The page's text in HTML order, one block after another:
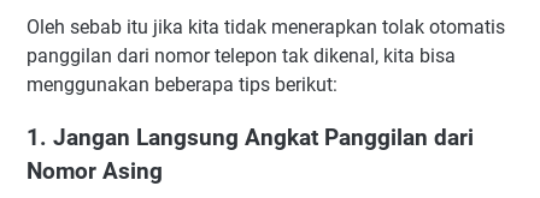
Oleh sebab itu jika kita tidak menerapkan tolak otomatis
panggilan dari nomor telepon tak dikenal, kita bisa
menggunakan beberapa tips berikut:
1. Jangan Langsung Angkat Panggilan dari
Nomor Asing